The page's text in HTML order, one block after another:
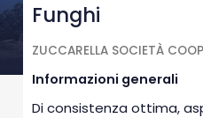
Funghi
ZUCCARELLA SOCIETÀ
Informazioni generali
Di consistenza ottima,